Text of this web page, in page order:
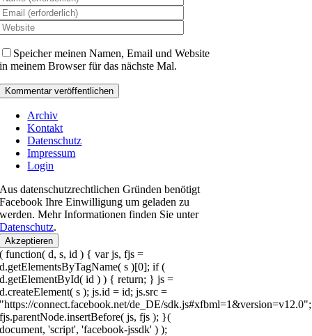
Speicher meinen Namen, Email und Website
in meinem Browser für das nächste Mal.
Archiv
Kontakt
Datenschutz
Impressum
Login
Aus datenschutzrechtlichen Gründen benötigt
Facebook Ihre Einwilligung um geladen zu
werden. Mehr Informationen finden Sie unter
Datenschutz.
Akzeptieren
( function( d, s, id ) { var js, fjs =
d.getElementsByTagName( s )[0]; if (
d.getElementById( id ) ) { return; } js =
d.createElement( s ); js.id = id; js.src =
"https://connect.facebook.net/de_DE/sdk.js#xfbml=1&version=v12.0";
fjs.parentNode.insertBefore( js, fjs ); }(
document, 'script', 'facebook-jssdk' ) );